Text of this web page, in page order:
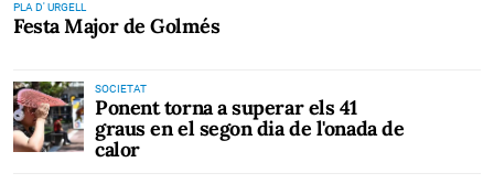
PLA D' URGELL
Festa Major de Golmés
SOCIETAT
Ponent torna a superar els 41
graus en el segon dia de l'onada de
calor